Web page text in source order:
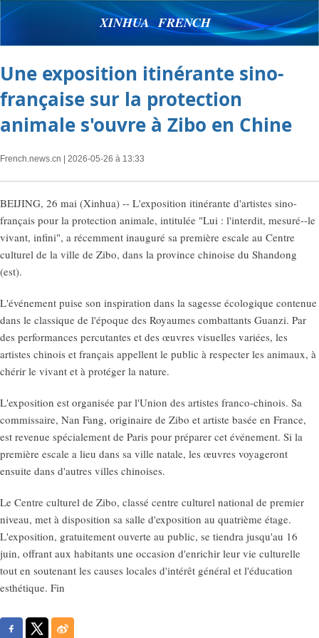
XINHUA FRENCH
Une exposition itinérante sino-
française sur la protection
animale s'ouvre à Zibo en Chine
French.news.cn | 2026-05-26 à 13:33
BEIJING, 26 mai (Xinhua) -- L'exposition itinérante d'artistes sino-
français pour la protection animale, intitulée "Lui : l'interdit, mesuré--le
vivant, infini", a récemment inauguré sa première escale au Centre
culturel de la ville de Zibo, dans la province chinoise du Shandong
(est).
L'événement puise son inspiration dans la sagesse écologique contenue
dans le classique de l'époque des Royaumes combattants Guanzi. Par
des performances percutantes et des œuvres visuelles variées, les
artistes chinois et français appellent le public à respecter les animaux, à
chérir le vivant et à protéger la nature.
L'exposition est organisée par l'Union des artistes franco-chinois. Sa
commissaire, Nan Fang, originaire de Zibo et artiste basée en France,
est revenue spécialement de Paris pour préparer cet événement. Si la
première escale a lieu dans sa ville natale, les œuvres voyageront
ensuite dans d'autres villes chinoises.
Le Centre culturel de Zibo, classé centre culturel national de premier
niveau, met à disposition sa salle d'exposition au quatrième étage.
L'exposition, gratuitement ouverte au public, se tiendra jusqu'au 16
juin, offrant aux habitants une occasion d'enrichir leur vie culturelle
tout en soutenant les causes locales d'intérêt général et l'éducation
esthétique. Fin